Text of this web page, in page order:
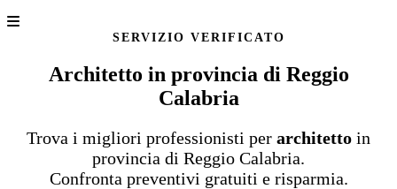
SERVIZIO VERIFICATO
Architetto in provincia di Reggio
Calabria
Trova i migliori professionisti per architetto in
provincia di Reggio Calabria.
Confronta preventivi gratuiti e risparmia.